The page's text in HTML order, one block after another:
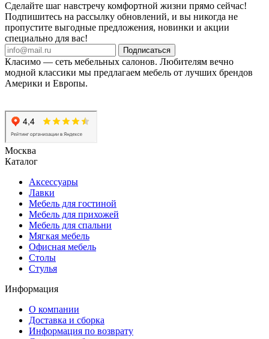
Сделайте шаг навстречу комфортной жизни прямо сейчас!
Подпишитесь на рассылку обновлений, и вы никогда не
пропустите выгодные предложения, новинки и акции
специально для вас!
Подписаться
Класимо — cеть мебельных салонов. Любителям вечно
модной классики мы предлагаем мебель от лучших брендов
Америки и Европы.
Москва
Каталог
Аксессуары
Лавки
Мебель для гостиной
Мебель для прихожей
Мебель для спальни
Мягкая мебель
Офисная мебель
Столы
Стулья
Информация
О компании
Доставка и сборка
Информация по возврату